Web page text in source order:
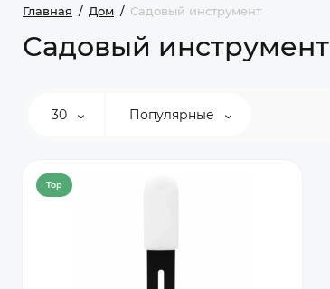
Главная Дом Садовый инструмент
Садовый инструмент
30 Популярные
Top